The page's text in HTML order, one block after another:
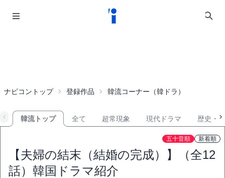
ナビコントップ 登録作品 韓流コーナー（韓ドラ）
韓流トップ 全て 超常現象 現代ドラマ 歴史・
五十音順 新着順
【夫婦の結末（結婚の完成）】（全12
話）韓国ドラマ紹介